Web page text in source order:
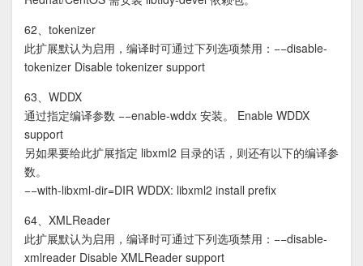
62、tokenizer
此扩展默认为启用，编译时可通过下列选项禁用：−−disable-
tokenizer Disable tokenizer support
63、WDDX
通过指定编译参数 −−enable-wddx 安装。 Enable WDDX
support
另如果要给此扩展指定 libxml2 目录的话，则还有以下的编译参
数。
−−with-libxml-dir=DIR WDDX: libxml2 install prefix
64、XMLReader
此扩展默认为启用，编译时可通过下列选项禁用：−−disable-
xmlreader Disable XMLReader support